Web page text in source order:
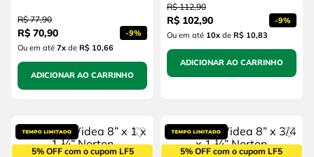
R$ 77,90
R$ 70,90 -9%
Ou em até 7xde R$ 10,66
ADICIONAR AO CARRINHO
R$ 112,90
R$ 102,90 -9%
Ou em até 10xde R$ 10,83
ADICIONAR AO CARRINHO
5% OFF com o cupom LF5 5% OFF com o cupom LF5